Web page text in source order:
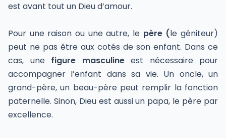
est avant tout un Dieu d’amour.
Pour une raison ou une autre, le père (le géniteur)
peut ne pas être aux cotés de son enfant. Dans ce
cas, une figure masculineest nécessaire pour
accompagner l’enfant dans sa vie. Un oncle, un
grand-père, un beau-père peut remplir la fonction
paternelle. Sinon, Dieu est aussi un papa, le père par
excellence.